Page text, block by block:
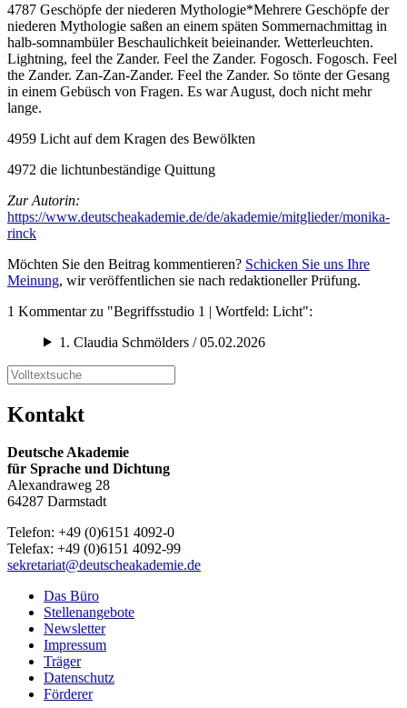
4787 Geschöpfe der niederen Mythologie*Mehrere Geschöpfe der
niederen Mythologie saßen an einem späten Sommernachmittag in
halb-somnambüler Beschaulichkeit beieinander. Wetterleuchten.
Lightning, feel the Zander. Feel the Zander. Fogosch. Fogosch. Feel
the Zander. Zan-Zan-Zander. Feel the Zander. So tönte der Gesang
in einem Gebüsch von Fragen. Es war August, doch nicht mehr
lange.
4959 Licht auf dem Kragen des Bewölkten
4972 die lichtunbeständige Quittung
Zur Autorin:
https://www.deutscheakademie.de/de/akademie/mitglieder/monika-
rinck
Möchten Sie den Beitrag kommentieren? Schicken Sie uns Ihre
Meinung, wir veröffentlichen sie nach redaktioneller Prüfung.
1 Kommentar zu "Begriffsstudio 1 | Wortfeld: Licht":
1. Claudia Schmölders / 05.02.2026
Kontakt
Deutsche Akademie
für Sprache und Dichtung
Alexandraweg 28
64287 Darmstadt
Telefon: +49 (0)6151 4092-0
Telefax: +49 (0)6151 4092-99
sekretariat@deutscheakademie.de
Das Büro
Stellenangebote
Newsletter
Impressum
Träger
Datenschutz
Förderer